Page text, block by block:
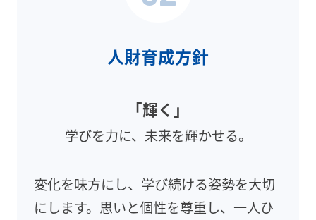
人財育成方針
「輝く」
学びを力に、未来を輝かせる。
変化を味方にし、学び続ける姿勢を大切
にします。思いと個性を尊重し、一人ひ